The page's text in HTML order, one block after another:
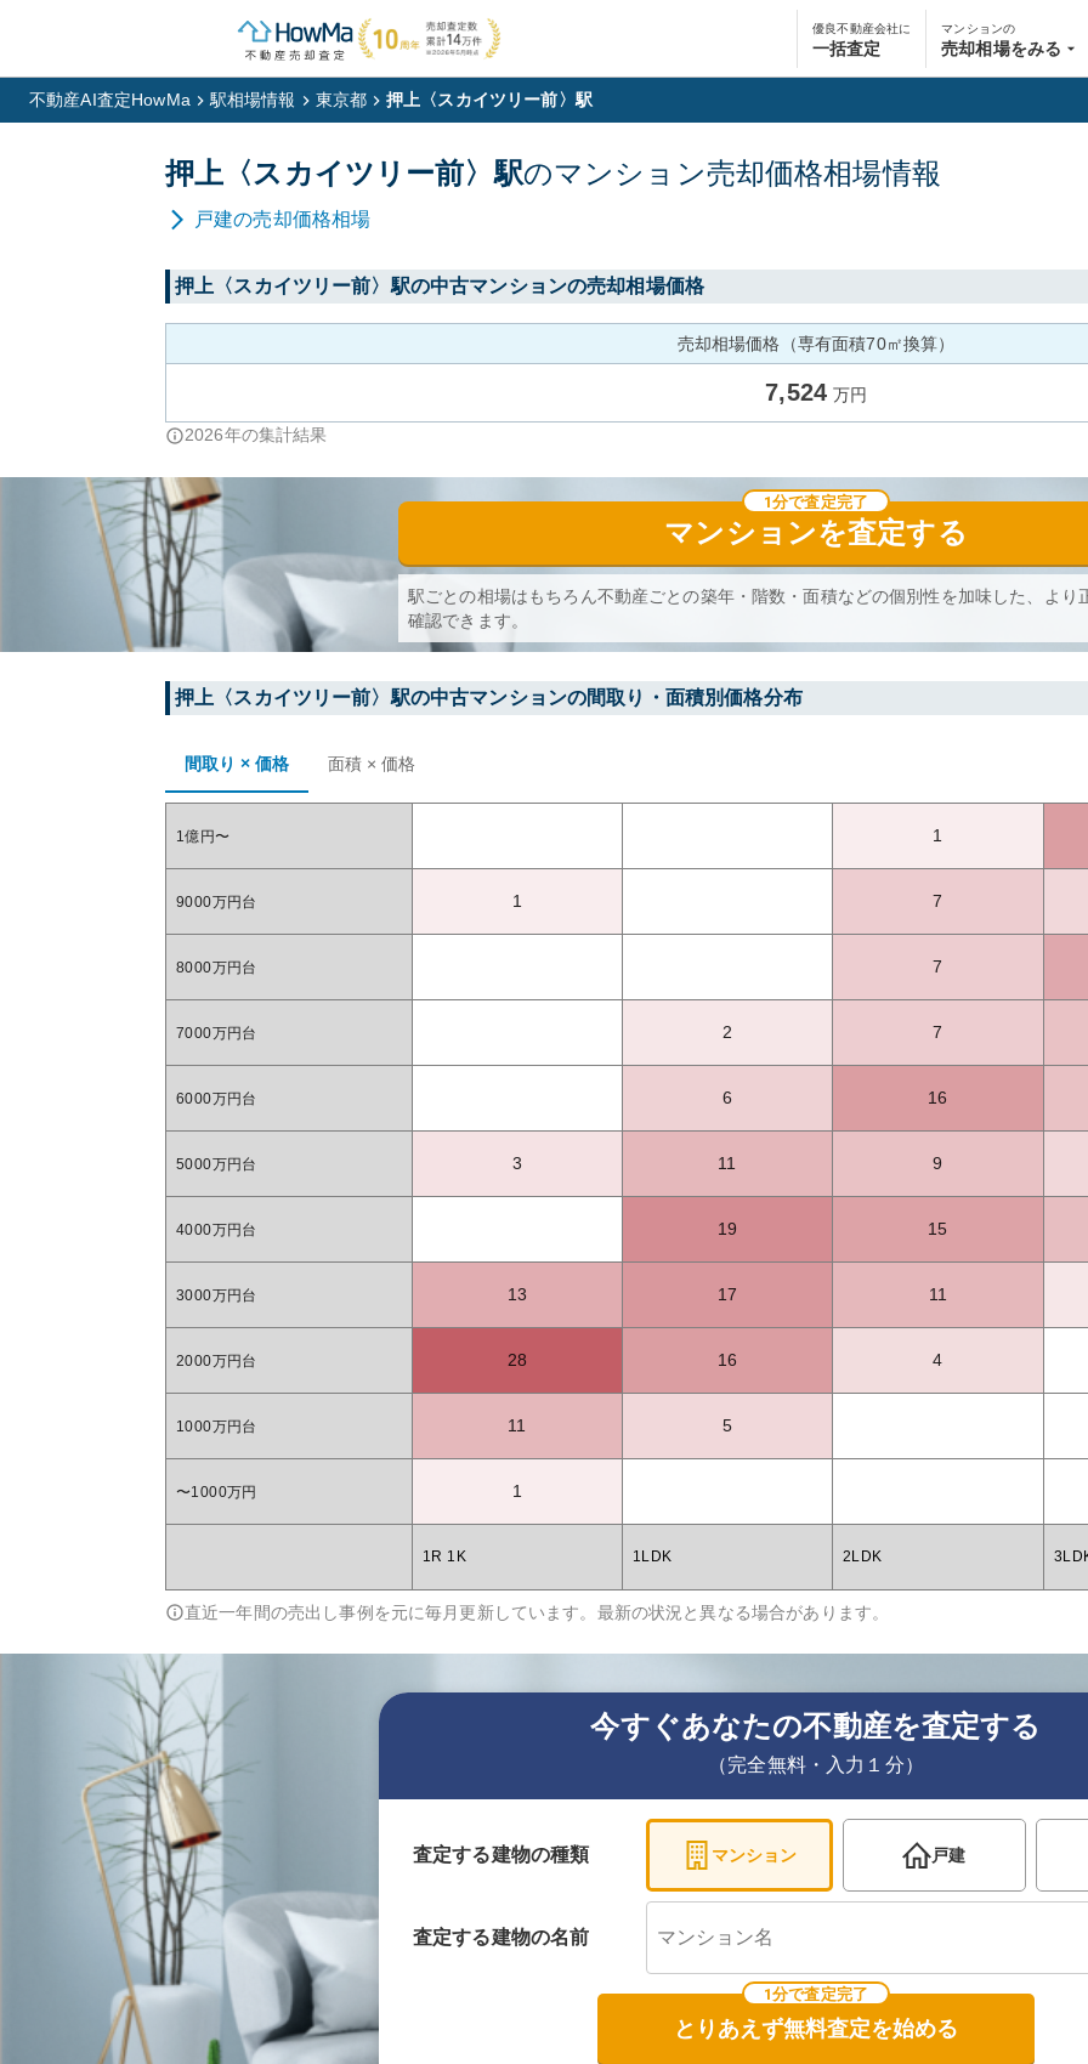
優良不動産会社に
一括査定
マンションの
売却相場をみる
不動産AI査定HowMa 駅相場情報 東京都 押上〈スカイツリー前〉駅
押上〈スカイツリー前〉駅のマンション売却価格相場情報
戸建の売却価格相場
押上〈スカイツリー前〉駅の中古マンションの売却相場価格
売却相場価格（専有面積70㎡換算）
7,524 万円
2026年の集計結果
マンションを査定する
1分で査定完了
駅ごとの相場はもちろん不動産ごとの築年・階数・面積などの個別性を加味した、より
確認できます。
押上〈スカイツリー前〉駅の中古マンションの間取り・面積別価格分布
間取り × 価格 面積 × 価格
1億円〜 1
9000万円台 1 7
8000万円台 7
7000万円台 2 7
6000万円台 6 16
5000万円台 3 11 9
4000万円台 19 15
3000万円台 13 17 11
2000万円台 28 16 4
1000万円台 11 5
〜1000万円 1
1R 1K 1LDK 2LDK
直近一年間の売出し事例を元に毎月更新しています。最新の状況と異なる場合があります。
今すぐあなたの不動産を査定する
（完全無料・入力１分）
査定する建物の種類 マンション 戸建
査定する建物の名前
1分で査定完了
とりあえず無料査定を始める